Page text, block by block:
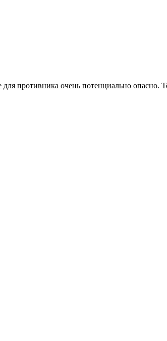
противника очень потенциально опасно.